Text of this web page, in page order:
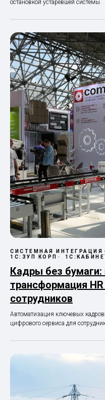
остановкой устаревшей системы.
СИСТЕМНАЯ ИНТЕГРАЦИЯ
1С:ЗУП КОРП
Кадры без бумаги:
трансформация
сотрудников
Автоматизация ключевых
цифрового сервиса для